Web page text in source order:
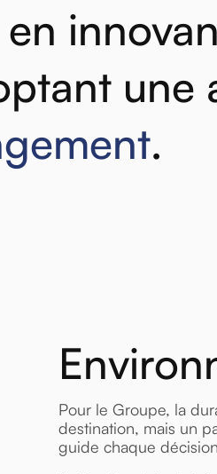
en
une
.
Pour le Groupe, la
destination, mais un
guide chaque